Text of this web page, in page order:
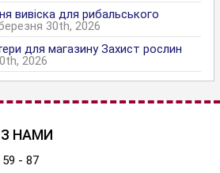
вивіска для рибальського
30th, 2026
для магазину Захист рослин
2026
З НАМИ
- 87